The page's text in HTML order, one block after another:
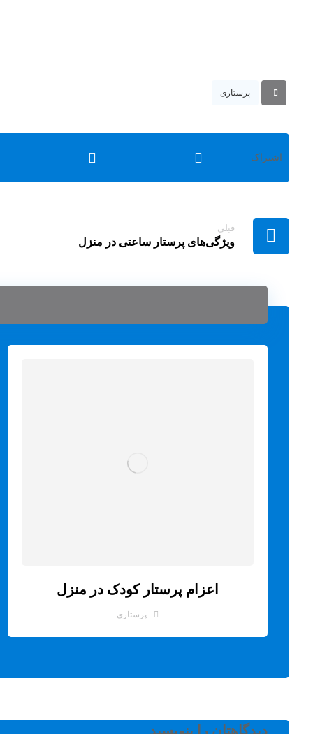
پرستاری
قبلی
ویژگی‌های پرستار ساعتی در منزل
اعزام پرستار کودک در منزل
پرستاری
دیدگاهتان را بنویسید